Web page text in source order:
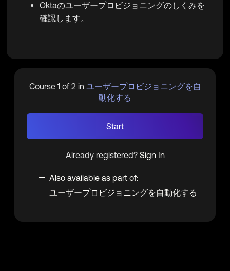
Oktaのユーザープロビジョニングのしくみを
確認します。
Course 1 of 2 in ユーザープロビジョニングを自
動化する
Start
Already registered? Sign In
Also available as part of:
ユーザープロビジョニングを自動化する